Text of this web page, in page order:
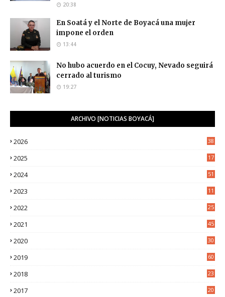
20:38
En Soatá y el Norte de Boyacá una mujer
impone el orden
13:44
No hubo acuerdo en el Cocuy, Nevado seguirá
cerrado al turismo
19:27
ARCHIVO [NOTICIAS BOYACÁ]
2026 38
2025
17
2024 51
2023
11
2022
25
2021
45
2020
30
2019 60
2018
23
2017
20